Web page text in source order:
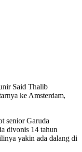
Said Thalib
ke Amsterdam,
senior Garuda
divonis 14 tahun
yakin ada dalang di